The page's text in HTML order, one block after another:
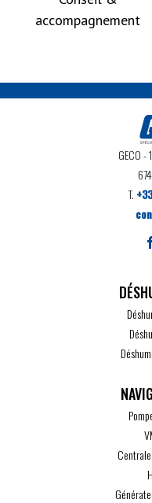
accompagnement
GECO-
T.